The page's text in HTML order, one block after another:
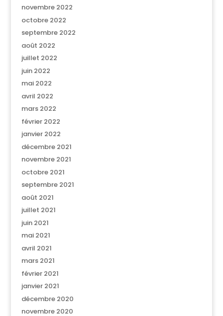
novembre 2022
octobre 2022
septembre 2022
août 2022
juillet 2022
juin 2022
mai 2022
avril 2022
mars 2022
février 2022
janvier 2022
décembre 2021
novembre 2021
octobre 2021
septembre 2021
août 2021
juillet 2021
juin 2021
mai 2021
avril 2021
mars 2021
février 2021
janvier 2021
décembre 2020
novembre 2020